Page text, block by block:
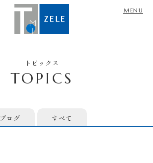
トピックス
TOPICS
ブログ すべて